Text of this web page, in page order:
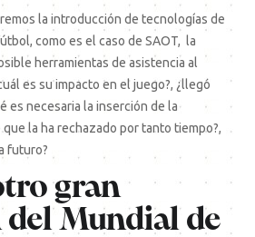
la introducción de tecnologías de
como es el caso de SAOT, la
herramientas de asistencia al
es su impacto en el juego?, ¿llegó
es necesaria la inserción de la
la ha rechazado por tanto tiempo?,
futuro?
gran
del Mundial de